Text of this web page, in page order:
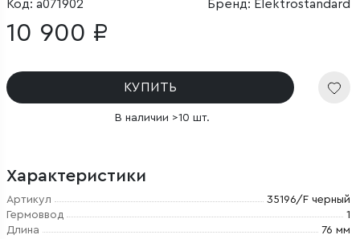
Код: a071902 Бренд: Elektrostandard
10 900 ₽
КУПИТЬ
В наличии >10 шт.
Характеристики
Артикул
35196/F черный
Гермоввод
1
Длина
76 мм